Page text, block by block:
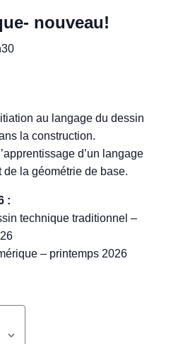
nouveau!
au langage du dessin
la construction.
d’un langage
la géométrie de base.
:
technique traditionnel –
– printemps 2026